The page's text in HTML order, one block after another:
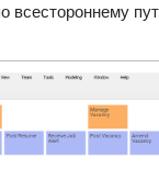
всестороннему